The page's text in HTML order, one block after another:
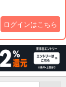
ログインはこちら